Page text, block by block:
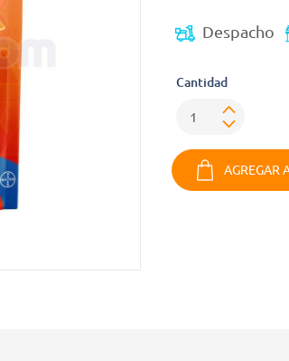
Despacho
Cantidad
AGREGAR